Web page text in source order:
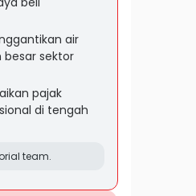
air
sektor
pajak
di tengah
team.